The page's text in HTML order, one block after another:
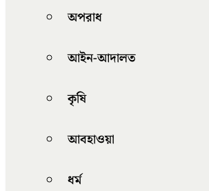
অপরাধ
আইন-আদালত
কৃষি
আবহাওয়া
ধর্ম